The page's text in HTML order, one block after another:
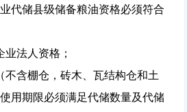
储县级储备粮油资格必须符合
法人资格；
含棚仓，砖木、瓦结构仓和土
用期限必须满足代储数量及代储